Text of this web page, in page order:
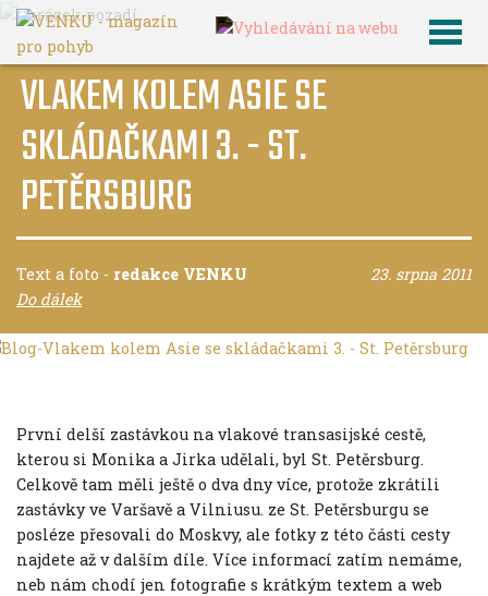
VLAKEM KOLEM ASIE SE
SKLÁDAČKAMI 3. - ST.
PETĚRSBURG
Text a foto - redakce VENKU
23. srpna 2011
Do dálek
První delší zastávkou na vlakové transasijské cestě,
kterou si Monika a Jirka udělali, byl St. Petěrsburg.
Celkově tam měli ještě o dva dny více, protože zkrátili
zastávky ve Varšavě a Vilniusu. ze St. Petěrsburgu se
posléze přesovali do Moskvy, ale fotky z této části cesty
najdete až v dalším díle. Více informací zatím nemáme,
neb nám chodí jen fotografie s krátkým textem a web